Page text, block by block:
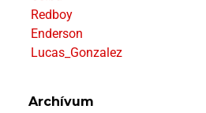
Redboy
Enderson
Lucas_Gonzalez
Archívum